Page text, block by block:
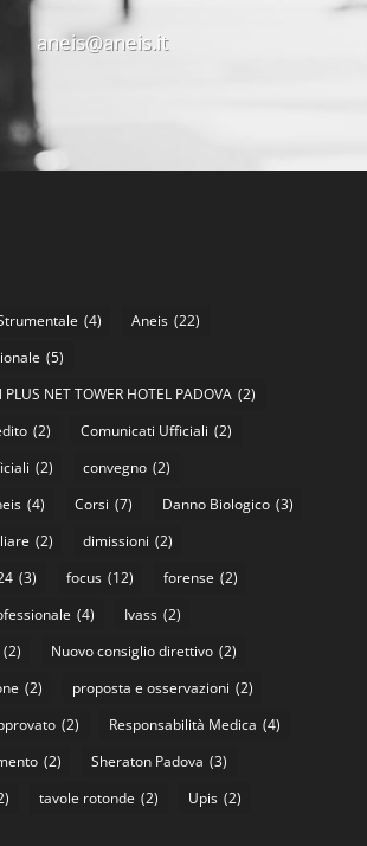
aneis@aneis.it
(4) Aneis (22)
(5)
PLUS NET TOWER HOTEL PADOVA (2)
(2) Comunicati Ufficiali (2)
(2) convegno (2)
(4) Corsi (7) Danno Biologico (3)
(2) dimissioni (2)
(3) focus (12) forense (2)
(4) Ivass (2)
(2) Nuovo consiglio direttivo (2)
(2) proposta e osservazioni (2)
(2) Responsabilità Medica (4)
(2) Sheraton Padova (3)
tavole rotonde (2) Upis (2)